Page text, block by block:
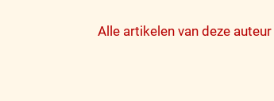
Alle artikelen van deze auteur